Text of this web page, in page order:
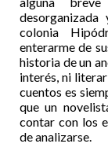
colonia
enterarme de
historia de un
interés, ni
cuentos es
que un
contar con los
de analizarse.